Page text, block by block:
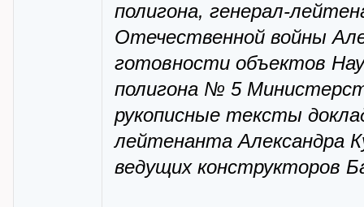
полигона, генерал-
Отечественной войны
готовности объектов
полигона № 5
рукописные тексты
лейтенанта Александра
ведущих конструкторов